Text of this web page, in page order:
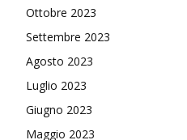
Ottobre 2023
Settembre 2023
Agosto 2023
Luglio 2023
Giugno 2023
Maggio 2023